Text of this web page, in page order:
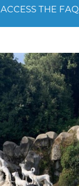
ACCESS THE FAQ